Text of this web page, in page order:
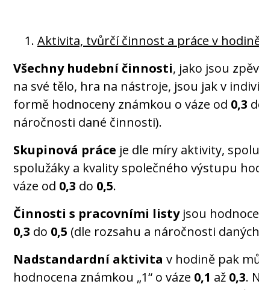
Aktivita, tvůrčí činnost a práce v
Všechny hudební činnosti, jako jsou
na své tělo, hra na nástroje, jsou jak v
formě hodnoceny známkou o váze od 0,3
náročnosti dané činnosti).
Skupinová práce je dle míry aktivity,
spolužáky a kvality společného výstupu
váze od 0,3 do 0,5.
Činnosti s pracovními listyjsou
0,3 do 0,5 (dle rozsahu a náročnosti
Nadstandardní aktivita v hodině pak
hodnocena známkou „1“ o váze 0,1 až 0,3.